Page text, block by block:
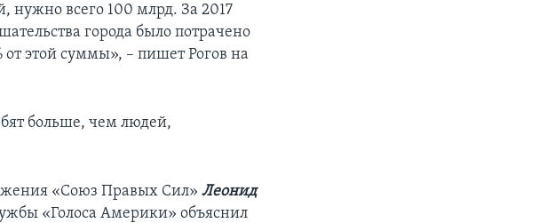
нужно всего 100 млрд. За 2017
города было потрачено
этой суммы», – пишет Рогов на
больше, чем людей,
«Союз Правых Сил»Леонид
«Голоса Америки» объяснил